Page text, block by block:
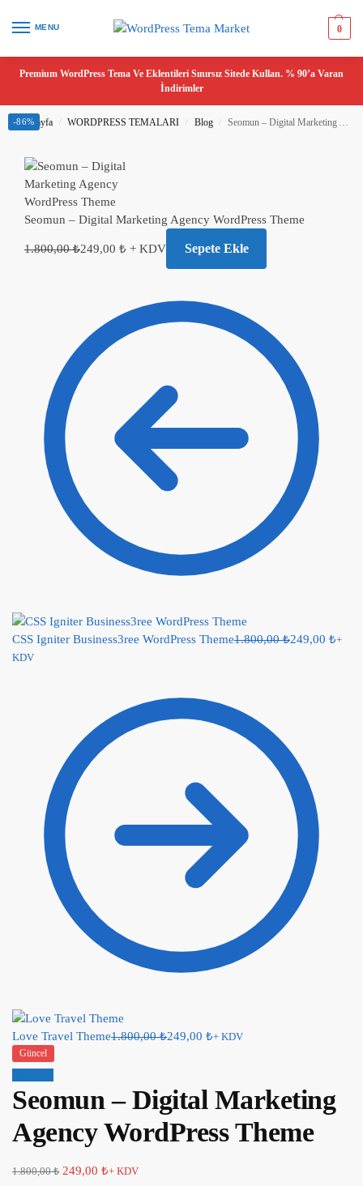
MENU 0
Premium WordPress Tema Ve Eklentileri Sınırsız Sitede Kullan. % 90’a Varan
İndirimler
Ana Sayfa / WORDPRESS TEMALARI / Blog / Seomun – Digital Marketing Agency WordPress Theme
Seomun – Digital Marketing Agency WordPress Theme
1.800,00₺249,00 ₺ + KDV Sepete Ekle
CSS Igniter Business3ree WordPress Theme1.800,00₺249,00 ₺+
KDV
Love Travel Theme1.800,00₺249,00 ₺+ KDV
Güncel
Seomun – Digital Marketing
Agency WordPress Theme
1.800,00₺ 249,00 ₺+ KDV
-86%